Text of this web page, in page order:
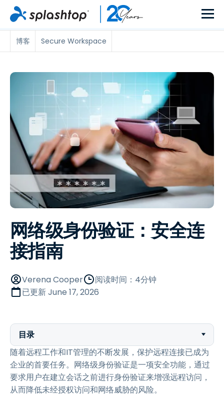
博客 Secure Workspace
网络级身份验证：安全连
接指南
Verena Cooper
阅读时间：4分钟
已更新June 17, 2026
目录
随着远程工作和IT管理的不断发展，保护远程连接已成为
企业的首要任务。网络级身份验证是一项安全功能，通过
要求用户在建立会话之前进行身份验证来增强远程访问，
从而降低未经授权访问和网络威胁的风险。